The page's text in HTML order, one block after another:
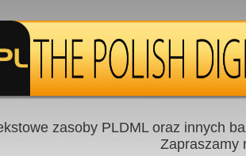
zasoby PLDML oraz innych
Zapraszamy